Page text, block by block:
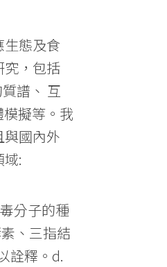
態及食
究，包括
譜、 互
擬等。我
國內外
:
分子的種
、三指結
詮釋。d.